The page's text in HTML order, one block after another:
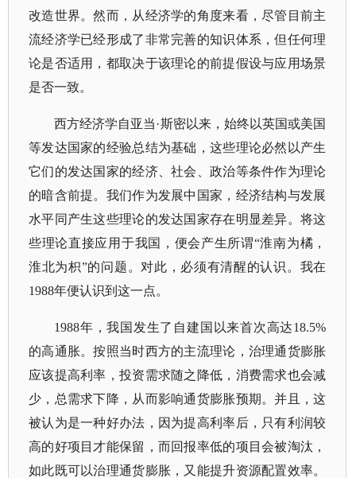
改造世界。然而，从经济学的角度来看，尽管目前主
流经济学已经形成了非常完善的知识体系，但任何理
论是否适用，都取决于该理论的前提假设与应用场景
是否一致。
西方经济学自亚当·斯密以来，始终以英国或美国
等发达国家的经验总结为基础，这些理论必然以产生
它们的发达国家的经济、社会、政治等条件作为理论
的暗含前提。我们作为发展中国家，经济结构与发展
水平同产生这些理论的发达国家存在明显差异。将这
些理论直接应用于我国，便会产生所谓“淮南为橘，
淮北为枳”的问题。对此，必须有清醒的认识。我在
1988年便认识到这一点。
1988年，我国发生了自建国以来首次高达18.5%
的高通胀。按照当时西方的主流理论，治理通货膨胀
应该提高利率，投资需求随之降低，消费需求也会减
少，总需求下降，从而影响通货膨胀预期。并且，这
被认为是一种好办法，因为提高利率后，只有利润较
高的好项目才能保留，而回报率低的项目会被淘汰，
如此既可以治理通货膨胀，又能提升资源配置效率。